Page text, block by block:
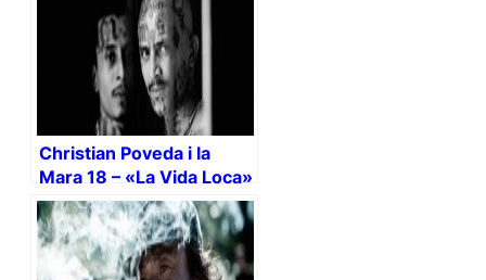
Christian Poveda i la
Mara 18 – «La Vida Loca»